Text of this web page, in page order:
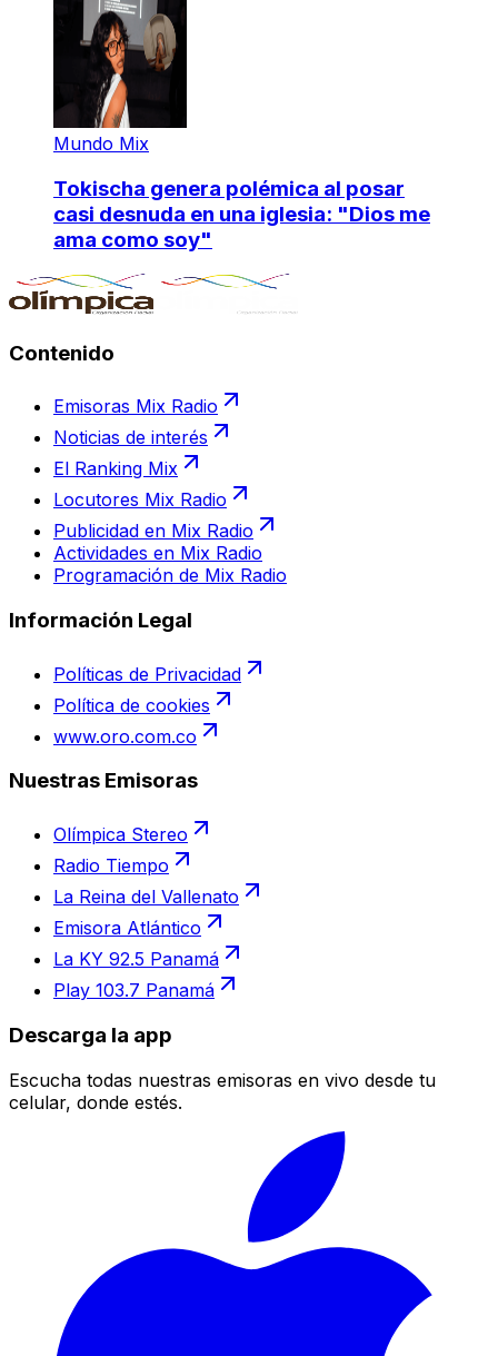
Mundo Mix
Tokischa genera polémica al posar
casi desnuda en una iglesia: "Dios me
ama como soy"
Contenido
Emisoras Mix Radio
Noticias de interés
El Ranking Mix
Locutores Mix Radio
Publicidad en Mix Radio
Actividades en Mix Radio
Programación de Mix Radio
Información Legal
Políticas de Privacidad
Política de cookies
www.oro.com.co
Nuestras Emisoras
Olímpica Stereo
Radio Tiempo
La Reina del Vallenato
Emisora Atlántico
La KY 92.5 Panamá
Play 103.7 Panamá
Descarga la app
Escucha todas nuestras emisoras en vivo desde tu
celular, donde estés.